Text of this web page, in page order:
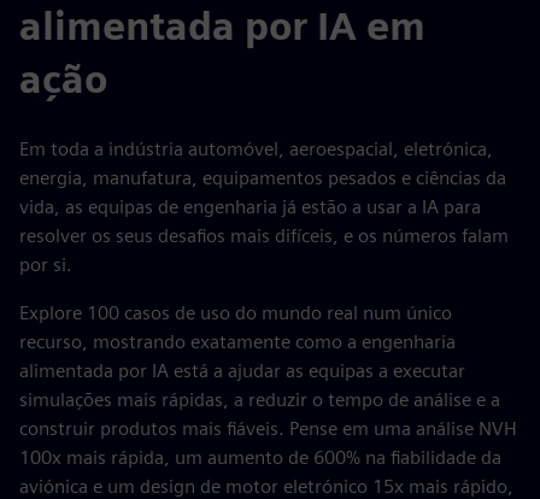
alimentada por IA em
ação
Em toda a indústria automóvel, aeroespacial, eletrónica,
energia, manufatura, equipamentos pesados e ciências da
vida, as equipas de engenharia já estão a usar a IA para
resolver os seus desafios mais difíceis, e os números falam
por si.
Explore 100 casos de uso do mundo real num único
recurso, mostrando exatamente como a engenharia
alimentada por IA está a ajudar as equipas a executar
simulações mais rápidas, a reduzir o tempo de análise e a
construir produtos mais fiáveis. Pense em uma análise NVH
100x mais rápida, um aumento de 600% na fiabilidade da
aviónica e um design de motor eletrónico 15x mais rápido,